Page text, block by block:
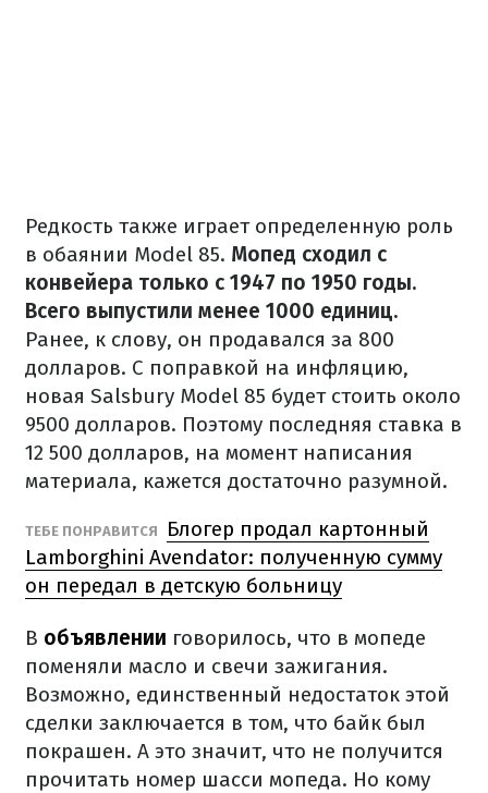
Редкость также играет определенную роль
в обаянии Model 85. Мопед сходил с
конвейера только с 1947 по 1950 годы.
Всего выпустили менее 1000 единиц.
Ранее, к слову, он продавался за 800
долларов. С поправкой на инфляцию,
новая Salsbury Model 85 будет стоить около
9500 долларов. Поэтому последняя ставка в
12 500 долларов, на момент написания
материала, кажется достаточно разумной.
ТЕБЕ ПОНРАВИТСЯ
Блогер продал картонный
Lamborghini Avendator: полученную сумму
он передал в детскую больницу
В объявлении говорилось, что в мопеде
поменяли масло и свечи зажигания.
Возможно, единственный недостаток этой
сделки заключается в том, что байк был
покрашен. А это значит, что не получится
прочитать номер шасси мопеда. Но кому